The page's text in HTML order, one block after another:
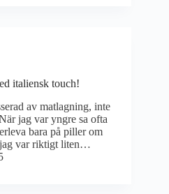
italiensk touch!
av matlagning, inte
jag var yngre sa ofta
bara på piller om
var riktigt liten…